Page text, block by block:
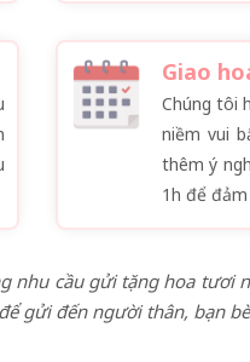
Giao
Chúng tôi
niềm vui
thêm ý
1h để
cầu gửi tặng hoa tươi
gửi đến người thân, bạn